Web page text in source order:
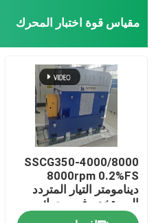
مقياس قوة اختبار المحرك
SSCG350-4000/8000
8000rpm 0.2%FS
دينامومتر التيار المتردد
المستخدم في محرك
السيارات عالي السرعة